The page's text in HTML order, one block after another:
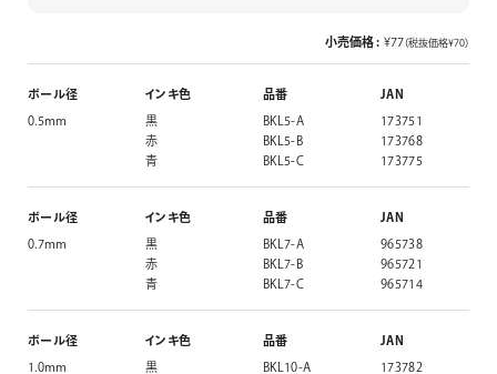
小売価格 : ¥77（税抜価格¥70）
ボール径 インキ色 品番 JAN
0.5mm 黒 BKL5-A
173751
赤
BKL5-B
173768
青
BKL5-C 173775
ボール径 インキ色 品番 JAN
0.7mm 黒 BKL7-A
965738
赤
BKL7-B
965721
青
BKL7-C 965714
ボール径 インキ色 品番 JAN
1.0mm 黒 BKL10-A
173782